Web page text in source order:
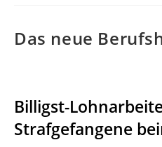
Das neue
Billigst-
Strafgefangene